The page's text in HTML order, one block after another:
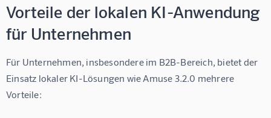
Vorteile der lokalen KI-Anwendung
für Unternehmen
Für Unternehmen, insbesondere im B2B-Bereich, bietet der
Einsatz lokaler KI-Lösungen wie Amuse 3.2.0 mehrere
Vorteile: